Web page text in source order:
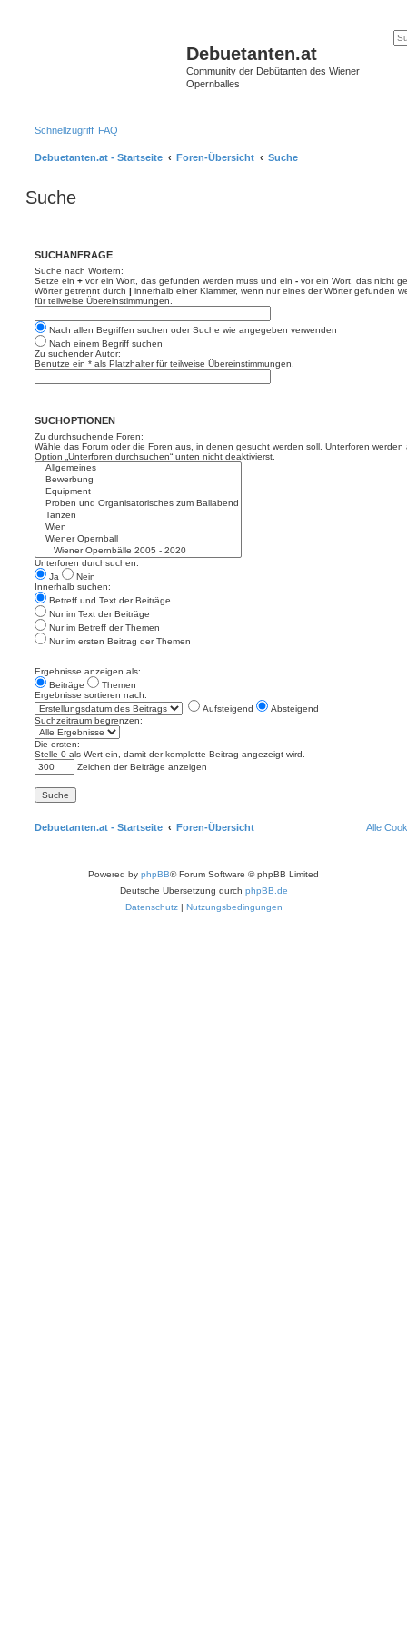
Debuetanten.at
Community der Debütanten des Wiener
Opernballes
Schnellzugriff FAQ
Debuetanten.at - Startseite Foren-Übersicht Suche
Suche
SUCHANFRAGE
Suche nach Wörtern:
Setze ein + vor ein Wort, das gefunden werden muss und ein - vor ein Wort, das nicht
Wörter getrennt durch | innerhalb einer Klammer, wenn nur eines der Wörter gefunden
für teilweise Übereinstimmungen.
Nach allen Begriffen suchen oder Suche wie angegeben verwenden
Nach einem Begriff suchen
Zu suchender Autor:
Benutze ein * als Platzhalter für teilweise Übereinstimmungen.
SUCHOPTIONEN
Zu durchsuchende Foren:
Wähle das Forum oder die Foren aus, in denen gesucht werden soll. Unterforen
Option „Unterforen durchsuchen“ unten nicht deaktivierst.
Unterforen durchsuchen:
Ja
Nein
Innerhalb suchen:
Betreff und Text der Beiträge
Nur im Text der Beiträge
Nur im Betreff der Themen
Nur im ersten Beitrag der Themen
Ergebnisse anzeigen als:
Beiträge
Themen
Ergebnisse sortieren nach:
Aufsteigend
Absteigend
Suchzeitraum begrenzen:
Die ersten:
Stelle 0 als Wert ein, damit der komplette Beitrag angezeigt wird.
Zeichen der Beiträge anzeigen
Debuetanten.at - Startseite Foren-Übersicht Alle
Powered by phpBB® Forum Software © phpBB Limited
Deutsche Übersetzung durch phpBB.de
Datenschutz| Nutzungsbedingungen